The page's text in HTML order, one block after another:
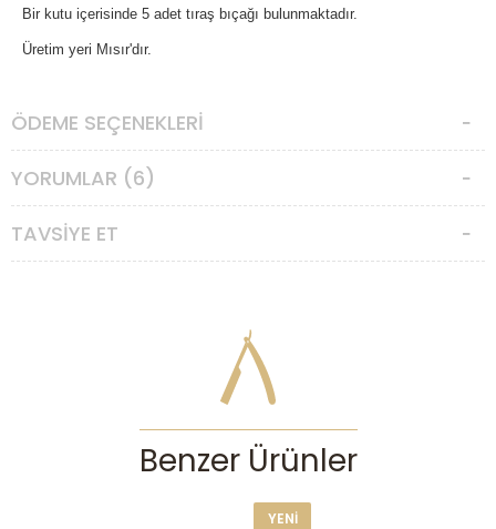
Bir kutu içerisinde 5 adet tıraş bıçağı bulunmaktadır.
Üretim yeri Mısır'dır.
ÖDEME SEÇENEKLERI
YORUMLAR (6)
TAVSIYE ET
Benzer Ürünler
YENI